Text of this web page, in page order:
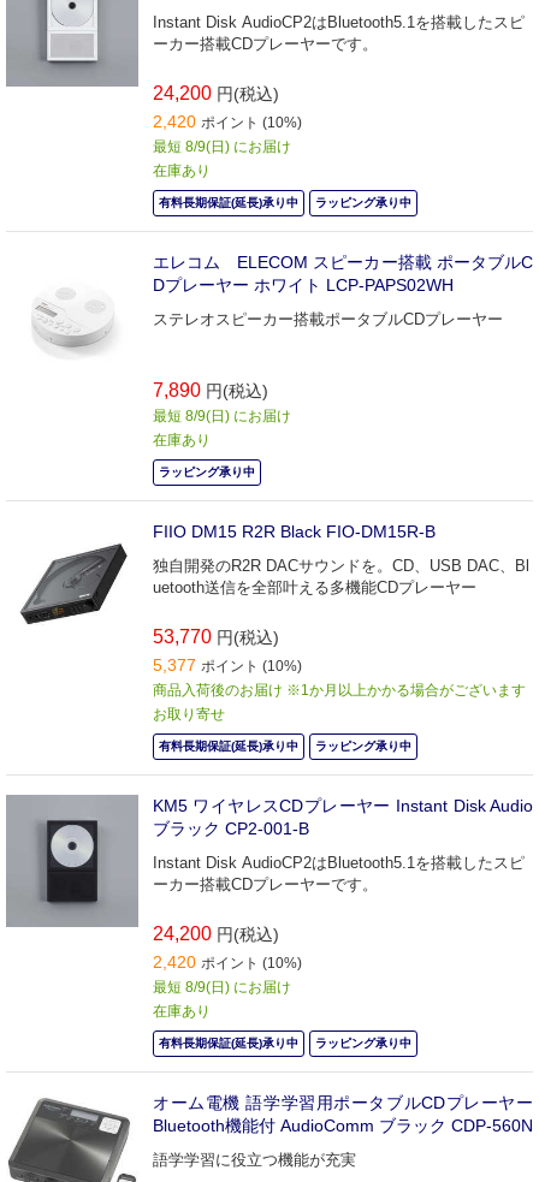
Instant Disk AudioCP2はBluetooth5.1を搭載したスピ
ーカー搭載CDプレーヤーです。
24,200 円(税込)
2,420 ポイント (10%)
最短 8/9(日) にお届け
在庫あり
有料長期保証(延長)承り中 ラッピング承り中
エレコム ELECOM スピーカー搭載 ポータブルC
Dプレーヤー ホワイト LCP-PAPS02WH
ステレオスピーカー搭載ポータブルCDプレーヤー
7,890 円(税込)
最短 8/9(日) にお届け
在庫あり
ラッピング承り中
FIIO DM15 R2R Black FIO-DM15R-B
独自開発のR2R DACサウンドを。CD、USB DAC、Bl
uetooth送信を全部叶える多機能CDプレーヤー
53,770 円(税込)
5,377 ポイント (10%)
商品入荷後のお届け ※1か月以上かかる場合がございます
お取り寄せ
有料長期保証(延長)承り中 ラッピング承り中
KM5 ワイヤレスCDプレーヤー Instant Disk Audio
ブラック CP2-001-B
Instant Disk AudioCP2はBluetooth5.1を搭載したスピ
ーカー搭載CDプレーヤーです。
24,200 円(税込)
2,420 ポイント (10%)
最短 8/9(日) にお届け
在庫あり
有料長期保証(延長)承り中 ラッピング承り中
オーム電機 語学学習用ポータブルCDプレーヤー
Bluetooth機能付 AudioComm ブラック CDP-560N
語学学習に役立つ機能が充実